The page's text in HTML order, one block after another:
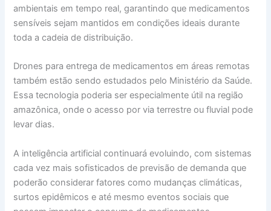
ambientais em tempo real, garantindo que medicamentos
sensíveis sejam mantidos em condições ideais durante
toda a cadeia de distribuição.
Drones para entrega de medicamentos em áreas remotas
também estão sendo estudados pelo Ministério da Saúde.
Essa tecnologia poderia ser especialmente útil na região
amazônica, onde o acesso por via terrestre ou fluvial pode
levar dias.
A inteligência artificial continuará evoluindo, com sistemas
cada vez mais sofisticados de previsão de demanda que
poderão considerar fatores como mudanças climáticas,
surtos epidêmicos e até mesmo eventos sociais que